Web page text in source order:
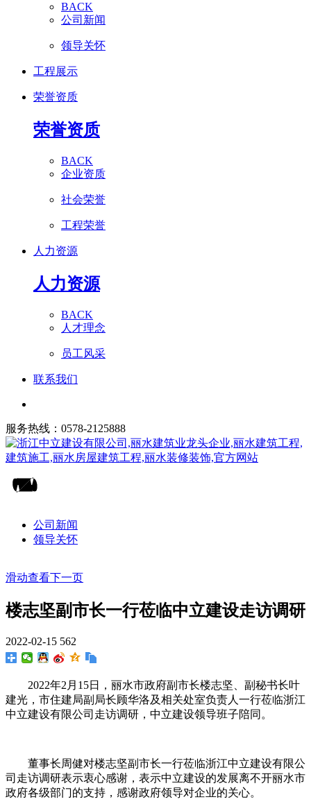
BACK
公司新闻
领导关怀
工程展示
荣誉资质
荣誉资质
BACK
企业资质
社会荣誉
工程荣誉
人力资源
人力资源
BACK
人才理念
员工风采
联系我们
服务热线：0578-2125888
公司新闻
领导关怀
滑动查看下一页
楼志坚副市长一行莅临中立建设走访调研
2022-02-15 562
2022年2月15日，丽水市政府副市长楼志坚、副秘书长叶
建光，市住建局副局长顾华洛及相关处室负责人一行莅临浙江
中立建设有限公司走访调研，中立建设领导班子陪同。
董事长周健对楼志坚副市长一行莅临浙江中立建设有限公
司走访调研表示衷心感谢，表示中立建设的发展离不开丽水市
政府各级部门的支持，感谢政府领导对企业的关心。